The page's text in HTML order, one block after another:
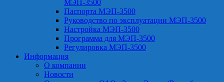
МЭП-3500
Паспорта МЭП-3500
Руководство по эксплуатации МЭП-3500
Настройка МЭП-3500
Программа для МЭП-3500
Регулировка МЭП-3500
Информация
О компании
Новости